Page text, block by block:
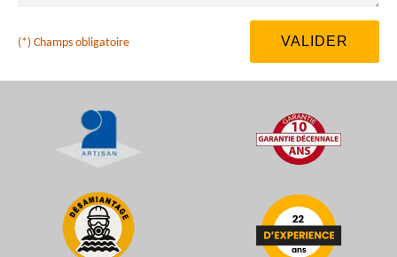
(*) Champs obligatoire